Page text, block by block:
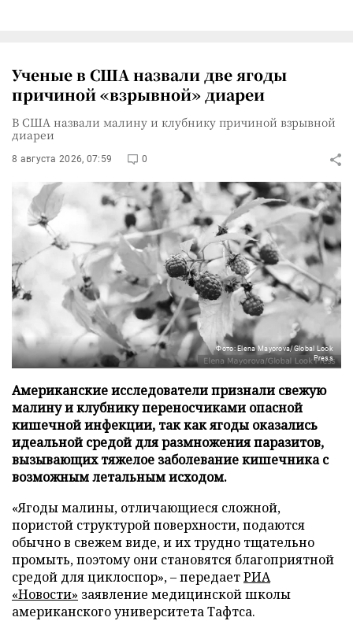
Ученые в США назвали две ягоды
причиной «взрывной» диареи
В США назвали малину и клубнику причиной взрывной
диареи
8 августа 2026, 07:59 0
Фото: Elena Mayorova/Global Look
Press
Американские исследователи признали свежую
малину и клубнику переносчиками опасной
кишечной инфекции, так как ягоды оказались
идеальной средой для размножения паразитов,
вызывающих тяжелое заболевание кишечника с
возможным летальным исходом.
«Ягоды малины, отличающиеся сложной,
пористой структурой поверхности, подаются
обычно в свежем виде, и их трудно тщательно
промыть, поэтому они становятся благоприятной
средой для циклоспор», – передаетРИА
«Новости» заявление медицинской школы
американского университета Тафтса.